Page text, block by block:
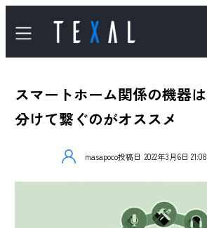
スマートホーム関係の機器
分けて繋ぐのがオススメ
masapoco投稿日 2022年3月6日 21:08